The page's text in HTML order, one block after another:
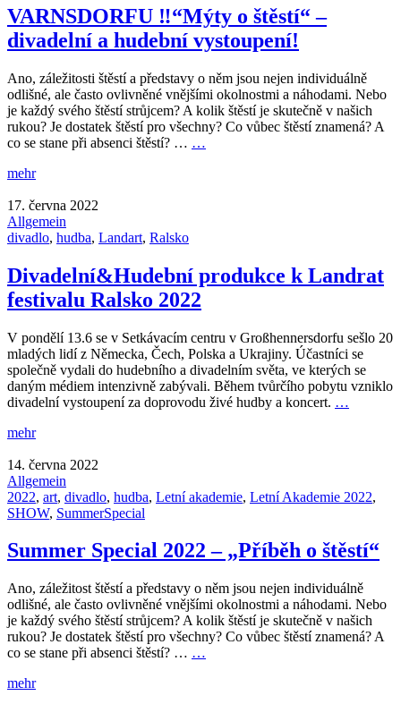
VARNSDORFU ‼️“Mýty o štěstí“ –
divadelní a hudební vystoupení!
Ano, záležitosti štěstí a představy o něm jsou nejen individuálně
odlišné, ale často ovlivněné vnějšími okolnostmi a náhodami. Nebo
je každý svého štěstí strůjcem? A kolik štěstí je skutečně v našich
rukou? Je dostatek štěstí pro všechny? Co vůbec štěstí znamená? A
co se stane při absenci štěstí? … …
mehr
17. června 2022
Allgemein
divadlo, hudba, Landart, Ralsko
Divadelní&Hudební produkce k Landrat
festivalu Ralsko 2022
V pondělí 13.6 se v Setkávacím centru v Großhennersdorfu sešlo 20
mladých lidí z Německa, Čech, Polska a Ukrajiny. Účastníci se
společně vydali do hudebního a divadelním světa, ve kterých se
daným médiem intenzivně zabývali. Během tvůrčího pobytu vzniklo
divadelní vystoupení za doprovodu živé hudby a koncert. …
mehr
14. června 2022
Allgemein
2022, art, divadlo, hudba, Letní akademie, Letní Akademie 2022,
SHOW, SummerSpecial
Summer Special 2022 – „Příběh o štěstí“
Ano, záležitost štěstí a představy o něm jsou nejen individuálně
odlišné, ale často ovlivněné vnějšími okolnostmi a náhodami. Nebo
je každý svého štěstí strůjcem? A kolik štěstí je skutečně v našich
rukou? Je dostatek štěstí pro všechny? Co vůbec štěstí znamená? A
co se stane při absenci štěstí? … …
mehr